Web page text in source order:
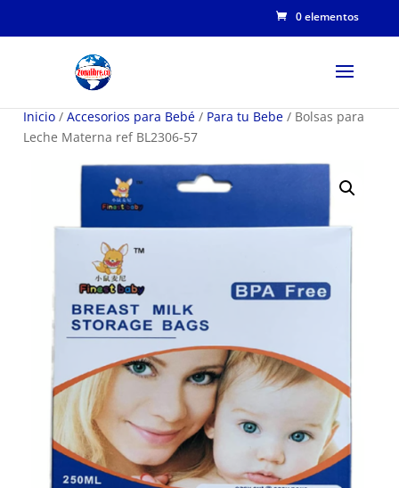
0 elementos
Inicio / Accesorios para Bebé / Para tu Bebe / Bolsas para
Leche Materna ref BL2306-57